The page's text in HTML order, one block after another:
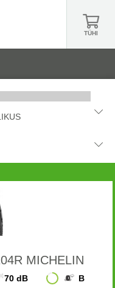
TÜHI
MICHELIN
70 dB B